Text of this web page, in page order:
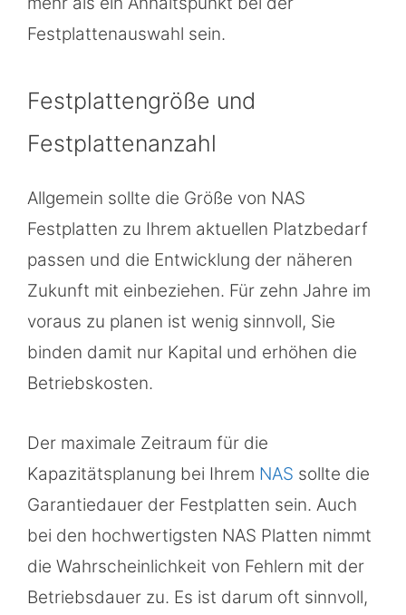
Festplattenauswahl sein.
Festplattengröße und
Festplattenanzahl
Allgemein sollte die Größe von NAS
Festplatten zu Ihrem aktuellen Platzbedarf
passen und die Entwicklung der näheren
Zukunft mit einbeziehen. Für zehn Jahre im
voraus zu planen ist wenig sinnvoll, Sie
binden damit nur Kapital und erhöhen die
Betriebskosten.
Der maximale Zeitraum für die
Kapazitätsplanung bei Ihrem NAS sollte die
Garantiedauer der Festplatten sein. Auch
bei den hochwertigsten NAS Platten nimmt
die Wahrscheinlichkeit von Fehlern mit der
Betriebsdauer zu. Es ist darum oft sinnvoll,